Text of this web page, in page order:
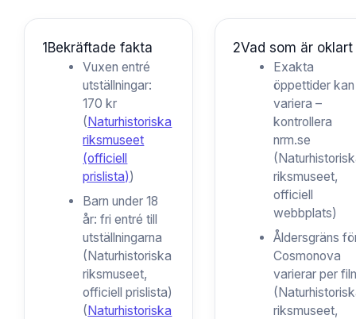
1Bekräftade fakta
Vuxen entré
utställningar:
170 kr
(Naturhistoriska
riksmuseet
(officiell
prislista))
Barn under 18
år: fri entré till
utställningarna
(Naturhistoriska
riksmuseet,
officiell prislista)
(Naturhistoriska
2Vad som är oklart
Exakta
öppettider kan
variera –
kontrollera
nrm.se
riksmuseet,
officiell
webbplats)
Åldersgräns
Cosmonova
varierar per
riksmuseet,